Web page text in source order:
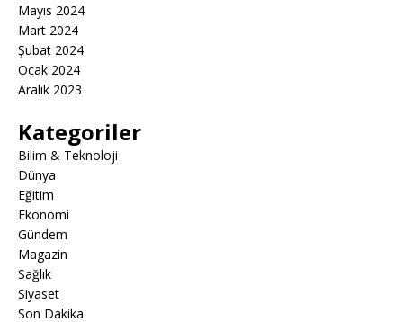
Mayıs 2024
Mart 2024
Şubat 2024
Ocak 2024
Aralık 2023
Kategoriler
Bilim & Teknoloji
Dünya
Eğitim
Ekonomi
Gündem
Magazin
Sağlık
Siyaset
Son Dakika